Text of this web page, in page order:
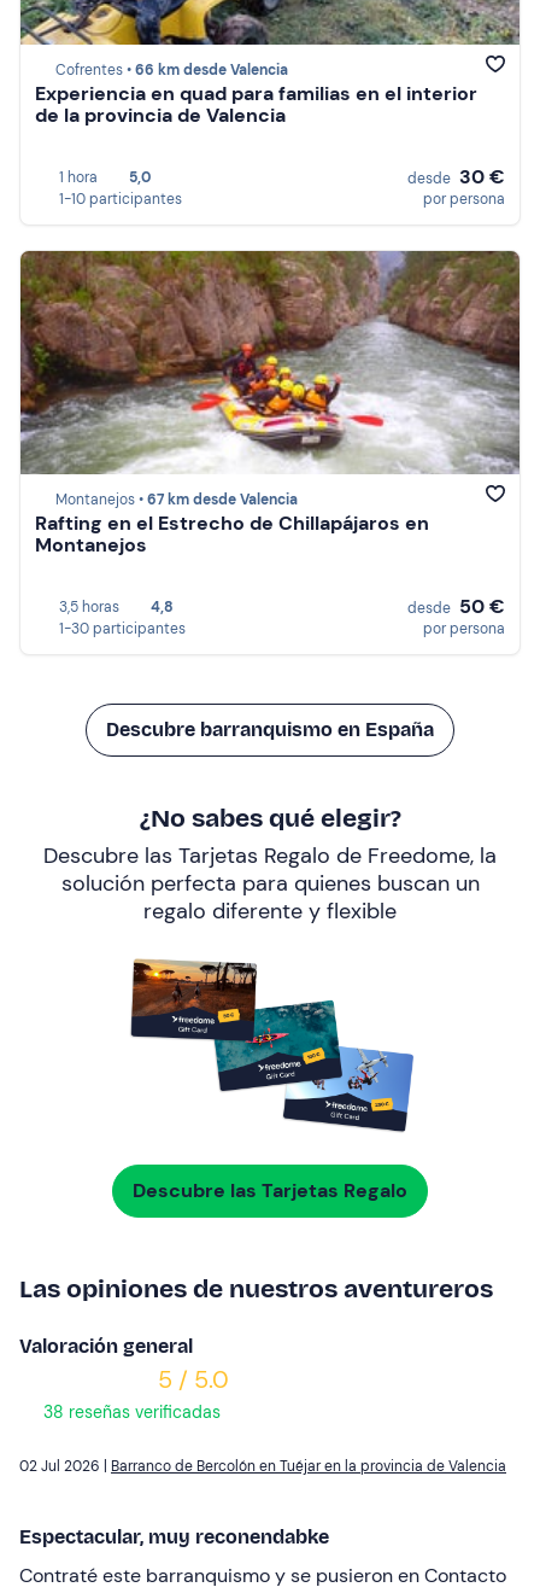
Cofrentes •66 km desde Valencia
Experiencia en quad para familias en el interior
de la provincia de Valencia
1 hora
5,0
1-10 participantes
desde 30 €
por persona
Montanejos •67 km desde Valencia
Rafting en el Estrecho de Chillapájaros en
Montanejos
3,5 horas
4,8
1-30 participantes
desde 50 €
por persona
Descubre barranquismo en España
¿No sabes qué elegir?
Descubre las Tarjetas Regalo de Freedome, la
solución perfecta para quienes buscan un
regalo diferente y flexible
Descubre las Tarjetas Regalo
Las opiniones de nuestros aventureros
Valoración general
5 / 5.0
38 reseñas verificadas
02 Jul 2026 | Barranco de Bercolón en Tuéjar en la provincia de Valencia
Espectacular, muy reconendabke
Contraté este barranquismo y se pusieron en Contacto